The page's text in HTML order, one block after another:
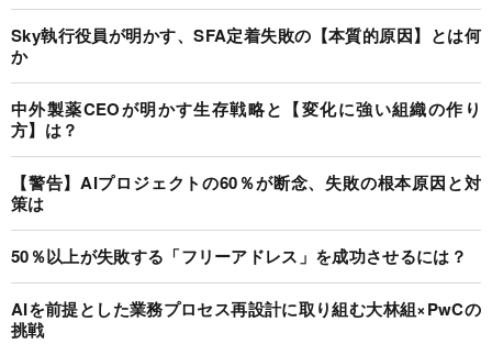
Sky執行役員が明かす、SFA定着失敗の【本質的原因】とは何
か
中外製薬CEOが明かす生存戦略と【変化に強い組織の作り
方】は？
【警告】AIプロジェクトの60％が断念、失敗の根本原因と対
策は
50％以上が失敗する「フリーアドレス」を成功させるには？
AIを前提とした業務プロセス再設計に取り組む大林組×PwCの
挑戦